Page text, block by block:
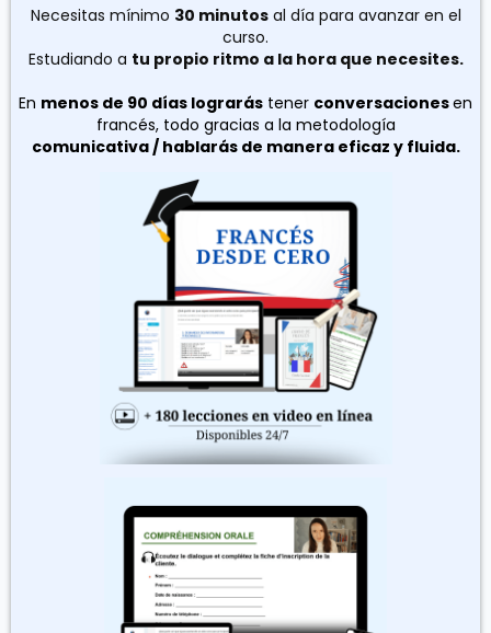
Necesitas mínimo 30 minutosal día para avanzar en el
curso.
Estudiando a tu propio ritmo a la hora que necesites.
En menos de 90 días lograrás tener conversacionesen
francés, todo gracias a la metodología
comunicativa / hablarás de manera eficaz y fluida.